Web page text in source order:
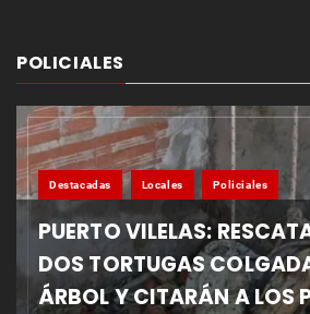
POLICIALES
Destacadas Locales Policiales
PUERTO VILELAS:
DOS TORTUGAS
ÁRBOL Y CITARÁN A LOS